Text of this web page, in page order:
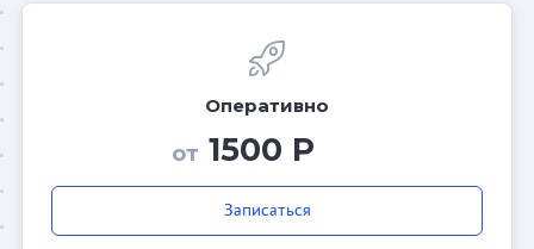
Оперативно
от 1500 Р
Записаться